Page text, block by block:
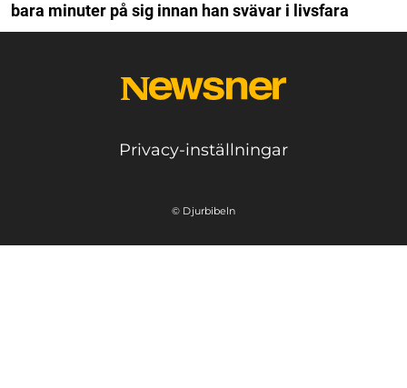
bara minuter på sig innan han svävar i livsfara
Privacy-inställningar
© Djurbibeln